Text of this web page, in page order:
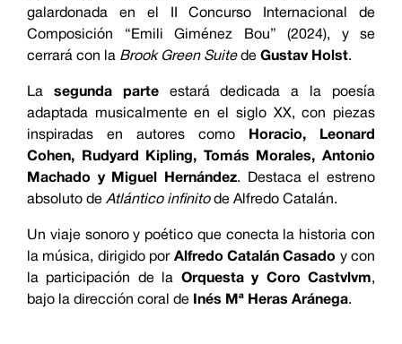
galardonada en el II Concurso Internacional de
Composición “Emili Giménez Bou” (2024), y se
cerrará con la Brook Green Suitede Gustav Holst.
La segunda parteestará dedicada a la poesía
adaptada musicalmente en el siglo XX, con piezas
inspiradas en autores como
Horacio, Leonard
Cohen, Rudyard Kipling, Tomás Morales, Antonio
Machado y Miguel Hernández. Destaca el estreno
absoluto de Atlántico infinitode Alfredo Catalán.
Un viaje sonoro y poético que conecta la historia con
la música, dirigido por Alfredo Catalán Casado y con
la participación de la Orquesta y Coro Castvlvm,
bajo la dirección coral de
Inés Mª Heras Aránega.